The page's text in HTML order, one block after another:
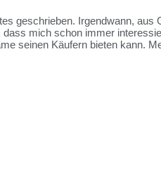
geschrieben. Irgendwann, aus
mich schon immer
seinen Käufern bieten kann.